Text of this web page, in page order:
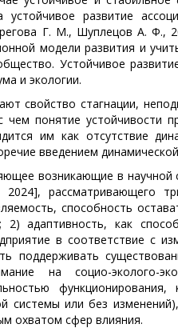
развитие
Г. М., Шуплецов А. Ф.,
модели развития и
Устойчивое
и экологии.
свойство стагнации,
чем понятие устойчивости
им как отсутствие
введением
возникающие в научной
рассматривающего
способность
2) адаптивность, как
в соответствие с
поддерживать
на социо-эколого-
системы или без
охватом сфер влияния.